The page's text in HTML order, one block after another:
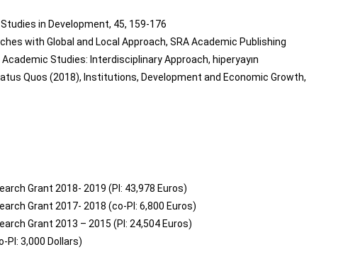
in Development, 45, 159-176
with Global and Local Approach, SRA Academic Publishing
Studies: Interdisciplinary Approach, hiperyayın
Quos (2018), Institutions, Development and Economic Growth,
Grant 2018- 2019 (PI: 43,978 Euros)
Grant 2017- 2018 (co-PI: 6,800 Euros)
Grant 2013 – 2015 (PI: 24,504 Euros)
PI: 3,000 Dollars)